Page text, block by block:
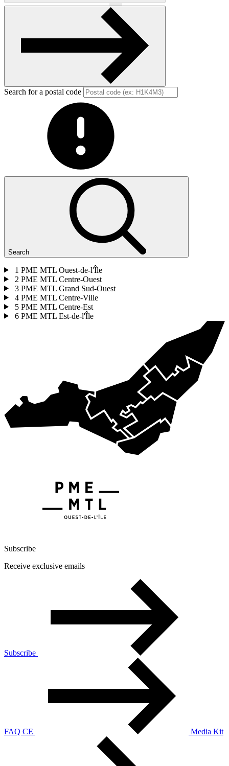
Previous
Search for a postal code
Search
1 PME MTL Ouest-de-l'Île
2 PME MTL Centre-Ouest
3 PME MTL Grand Sud-Ouest
4 PME MTL Centre-Ville
5 PME MTL Centre-Est
6 PME MTL Est-de-l'Île
Subscribe
Receive exclusive emails
Subscribe
FAQ CE Media Kit